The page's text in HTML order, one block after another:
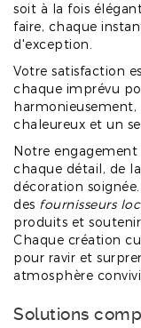
soit à la fois
faire, chaque
d'exception.
Votre satisfaction
chaque imprévu
harmonieusement,
chaleureux et un
Notre engagement
chaque détail, de
décoration
des fournisseurs
produits et
Chaque création
pour ravir et
atmosphère
Solutions